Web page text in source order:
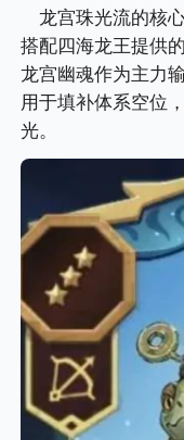
龙宫珠光流的核
搭配四海龙王提供
龙宫幽魂作为主力
用于填补体系空位
光。